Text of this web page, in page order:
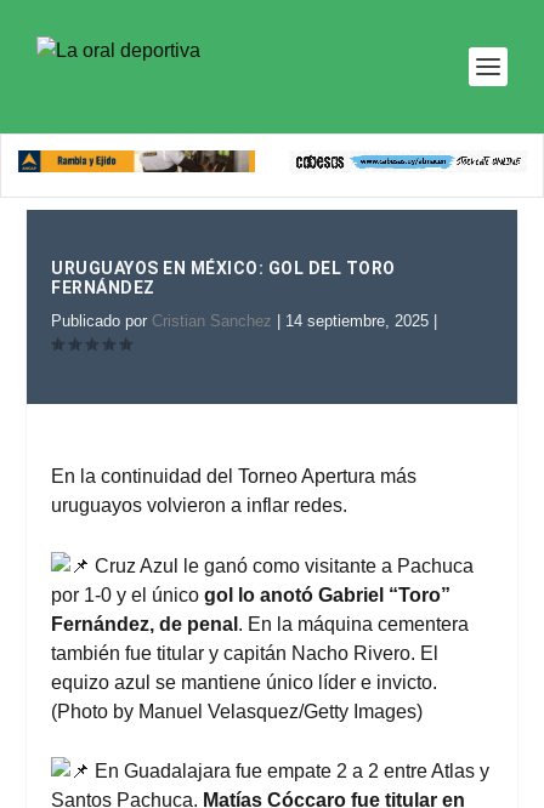
URUGUAYOS EN MÉXICO: GOL DEL TORO
FERNÁNDEZ
Publicado por Cristian Sanchez 14 septiembre, 2025
En lacontinuidad del Torneo Apertura más
uruguayos volvieron a inflar redes.
Cruz Azul le ganó como visitante a Pachuca
por 1-0 y el únicogol lo anotó Gabriel “Toro”
Fernández, de penal . En la máquina cementera
también fue titular y capitán Nacho Rivero. El
equizo azul se mantiene único líder e invicto.
(Photo by Manuel Velasquez/Getty Images)
En Guadalajara fue empate 2 a 2 entre Atlas y
Santos Pachuca. Matías Cóccaro fue titular en